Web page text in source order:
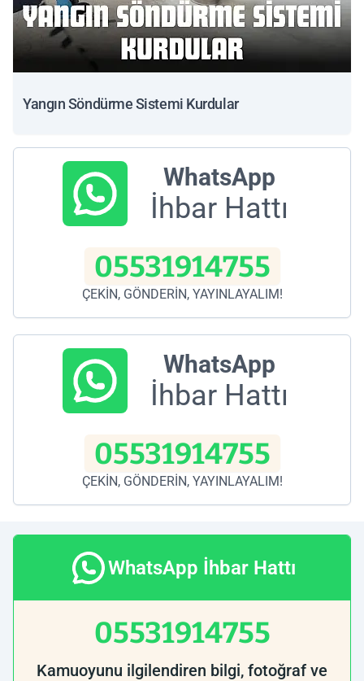
Yangın Söndürme Sistemi Kurdular
WhatsApp
İhbar Hattı
05531914755
ÇEKİN, GÖNDERİN, YAYINLAYALIM!
WhatsApp
İhbar Hattı
05531914755
ÇEKİN, GÖNDERİN, YAYINLAYALIM!
WhatsApp İhbar Hattı
05531914755
Kamuoyunu ilgilendiren bilgi, fotoğraf ve